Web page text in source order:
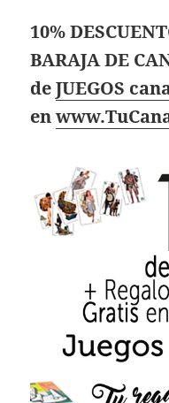
10%
BARAJA DE
deJUEGOS
en